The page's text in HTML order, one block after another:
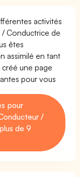
activités
Conductrice de
êtes
assimilé en tant
créé une page
pour vous
pour
/
de 9